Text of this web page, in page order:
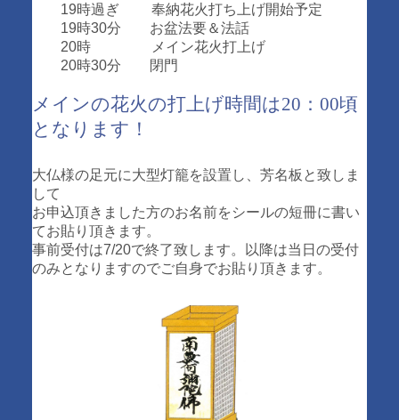
19時過ぎ 奉納花火打ち上げ開始予定
19時30分 お盆法要＆法話
20時 メイン花火打上げ
20時30分 閉門
メインの花火の打上げ時間は20：00頃
となります！
大仏様の足元に大型灯籠を設置し、芳名板と致しま
して
お申込頂きました方のお名前をシールの短冊に書い
てお貼り頂きます。
事前受付は7/20で終了致します。以降は当日の受付
のみとなりますのでご自身でお貼り頂きます。